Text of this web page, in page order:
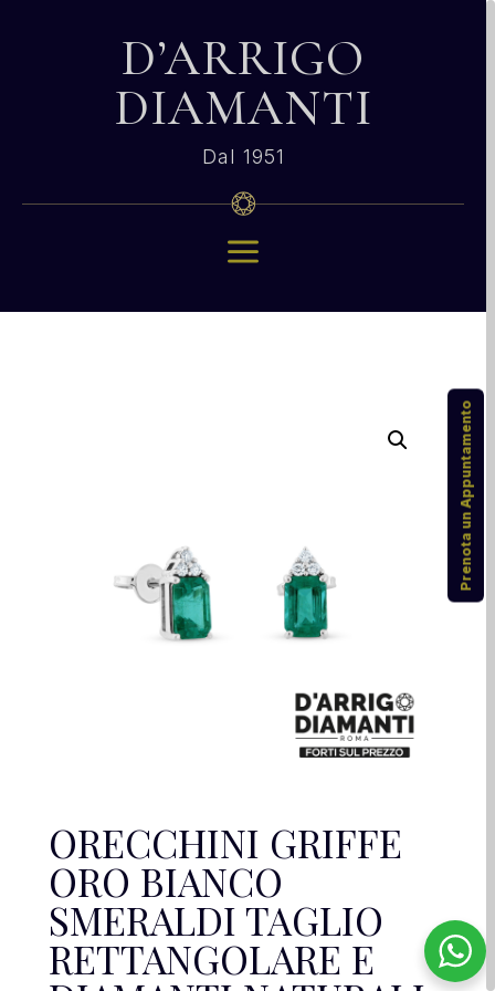
D’ARRIGO
DIAMANTI
Dal 1951
a
ORECCHINI GRIFFE
ORO BIANCO
SMERALDI TAGLIO
RETTANGOLARE E
Prenota un Appuntamento